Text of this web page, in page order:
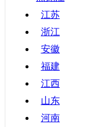
甘肃
青海
宁夏
新疆
香港
澳门
台湾
江苏
浙江
安徽
福建
江西
山东
河南